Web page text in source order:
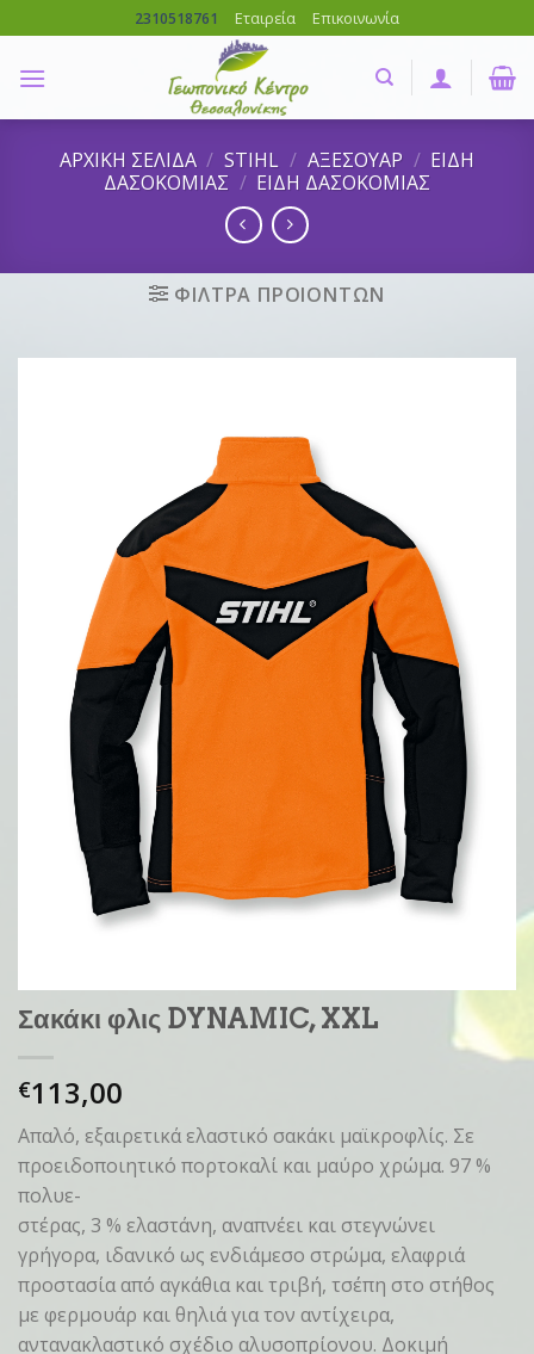
to
content
2310518761 Εταιρεία Επικοινωνία
ΑΡΧΙΚΗ ΣΕΛΙΔΑ / STIHL / ΑΞΕΣΟΥΑΡ / ΕΙΔΗ
ΔΑΣΟΚΟΜΙΑΣ / ΕΙΔΗ ΔΑΣΟΚΟΜΙΑΣ
ΦΙΛΤΡΑ ΠΡΟΙΟΝΤΩΝ
Σακάκι φλις DYNAMIC, XXL
€113,00
Απαλό, εξαιρετικά ελαστικό σακάκι μαϊκροφλίς. Σε
προειδοποιητικό πορτοκαλί και μαύρο χρώμα. 97 %
πολυε-
στέρας, 3 % ελαστάνη, αναπνέει και στεγνώνει
γρήγορα, ιδανικό ως ενδιάμεσο στρώμα, ελαφριά
προστασία από αγκάθια και τριβή, τσέπη στο στήθος
με φερμουάρ και θηλιά για τον αντίχειρα,
αντανακλαστικό σχέδιο αλυσοπρίονου. Δοκιμή